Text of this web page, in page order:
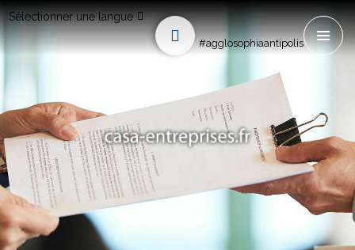
Sélectionner une langue
#agglosophiaantipolis